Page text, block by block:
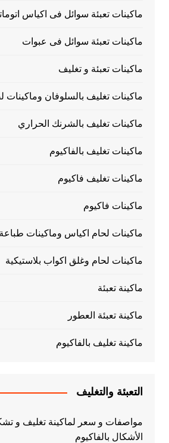
ماكينات تعبئة سوائل فى اكياس
ماكينات تعبئة سوائل فى عبوات
ماكينات تعبئة و تغليف
ماكينات تغليف بالسلوفان وماكينات
ماكينات تغليف بالشرنك الحراري
ماكينات تغليف بالفاكيوم
ماكينات تغليف فاكيوم
ماكينات فاكيوم
ماكينات لحام اكياس وماكينات طباعة
ماكينات لحام وغلق اكواب بلاستيكية
ماكينة تعبئة
ماكينة تعبئة العطور
ماكينة تغليف بالفاكيوم
التعبئة والتغليف
مواصفات و سعر لماكينة تغليف و
الأشكال بالفاكيوم